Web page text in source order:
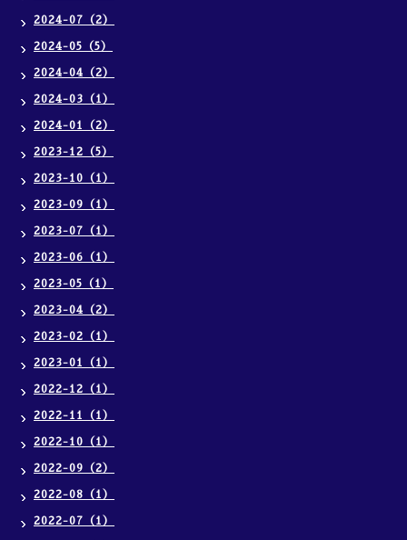
2024-07（2）
2024-05（5）
2024-04（2）
2024-03（1）
2024-01（2）
2023-12（5）
2023-10（1）
2023-09（1）
2023-07（1）
2023-06（1）
2023-05（1）
2023-04（2）
2023-02（1）
2023-01（1）
2022-12（1）
2022-11（1）
2022-10（1）
2022-09（2）
2022-08（1）
2022-07（1）